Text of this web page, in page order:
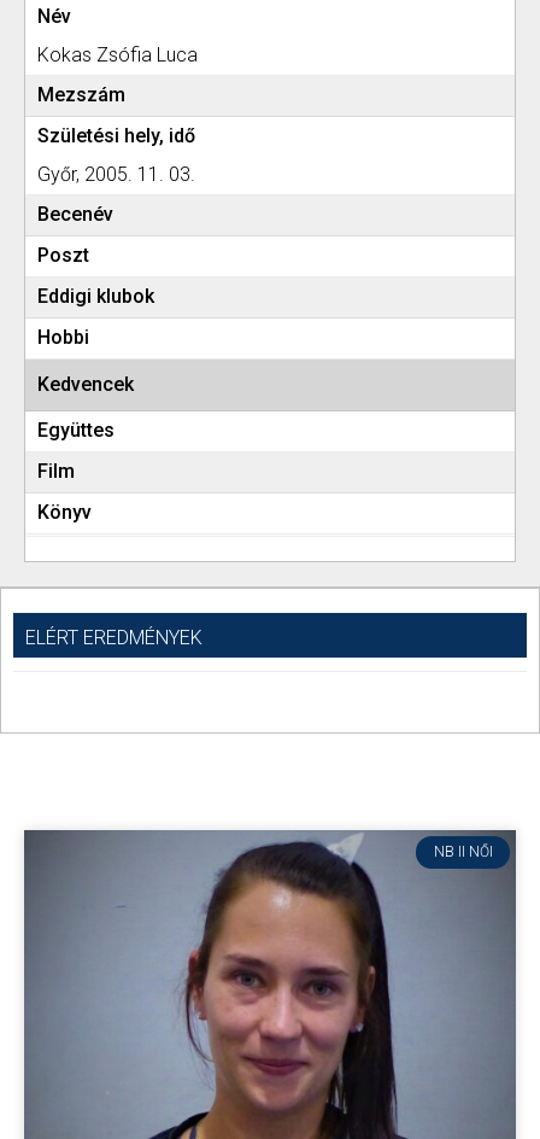
Név
Kokas Zsófia Luca
Mezszám
Születési hely, idő
Győr, 2005. 11. 03.
Becenév
Poszt
Eddigi klubok
Hobbi
Kedvencek
Együttes
Film
Könyv
ELÉRT EREDMÉNYEK
NB II NŐI